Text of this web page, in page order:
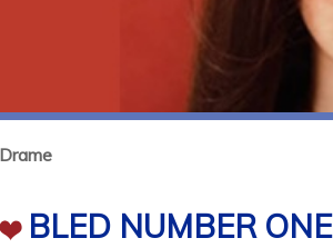
BLED NUMBER ONE